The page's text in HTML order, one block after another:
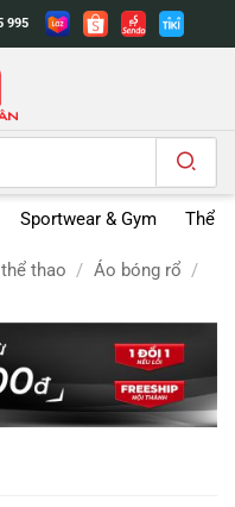
995
Sportwear & Gym Thể
thao / Áo bóng rổ /